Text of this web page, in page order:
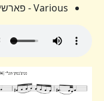
Various - פארשיידענע